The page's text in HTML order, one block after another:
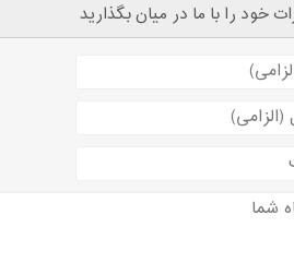
خود را با ما در میان بگذارید